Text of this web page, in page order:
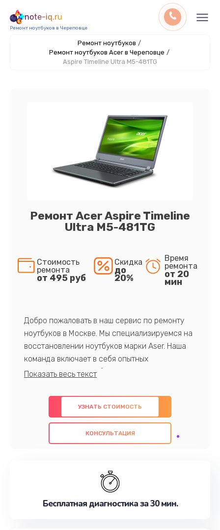
note-iq.ru
Ремонт ноутбуков в Череповце
Ремонт ноутбуков /
Ремонт ноутбуков Acer в Череповце /
Aspire Timeline Ultra M5-481TG
Ремонт Acer Aspire Timeline
Ultra M5-481TG
Стоимость
ремонта
от 495 руб
Скидка
до
20%
Время
ремонта
от 20
мин
Добро пожаловать в наш сервис по ремонту
ноутбуков в Москве. Мы специализируемся на
восстановлении ноутбуков марки Aser. Наша
команда включает в себя опытных
профессионалов с обширными знаниями и
предлагаем быстрый и качественный ремонт с
использованием оригинальных компонентов, а
также гарантируем качество всех
проведенных работ. Наша цель - предоставить
наилучшим образом. Не медлите записаться на
УЗНАТЬ СТОИМОСТЬ
КОНСУЛЬТАЦИЯ
Бесплатная диагностика за 30 мин.